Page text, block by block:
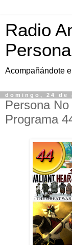
Radio
Acompañándote
domingo, 24 de
Persona
Programa